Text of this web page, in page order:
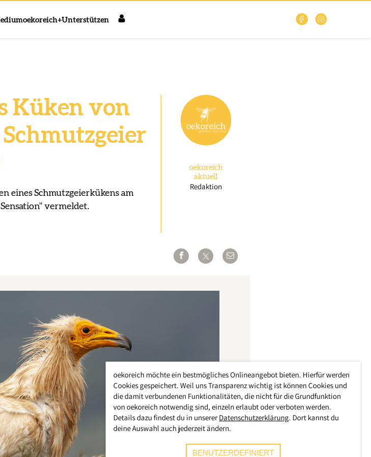
oekoreich+Unterstützen
Küken von
eines Schmutzgeierkükens am
vermeldet.
oekoreich
aktuell
Redaktion
oekoreich möchte ein bestmögliches Onlineangebot bieten. Hierfür werden
Cookies gespeichert. Weil uns Transparenz wichtig ist können Cookies und
die damit verbundenen Funktionalitäten, die nicht für die Grundfunktion
von oekoreich notwendig sind, einzeln erlaubt oder verboten werden.
Details dazu findest du in unserer Datenschutzerklärung. Dort kannst du
deine Auswahl auch jederzeit ändern.
BENUTZERDEFINIERT